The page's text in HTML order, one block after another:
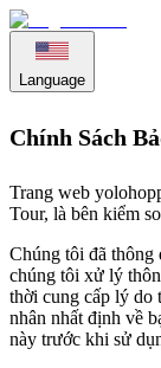
Language
Chính Sách
Trang web
Tour, là bên kiểm
Chúng tôi đã thông
chúng tôi xử lý
thời cung cấp lý do
nhân nhất định về
này trước khi sử